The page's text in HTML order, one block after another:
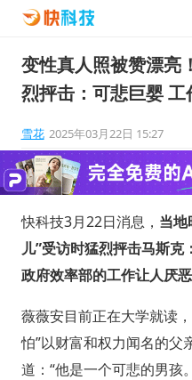
变性真人照被赞漂亮
烈抨击：可悲巨婴 工
雪花 2025年03月22日 15:27
快科技3月22日消息， 当地
儿”受访时猛烈抨击马斯克
政府效率部的工作让人厌恶
薇薇安目前正在大学就读
怕”以财富和权力闻名的父
道：“他是一个可悲的男孩